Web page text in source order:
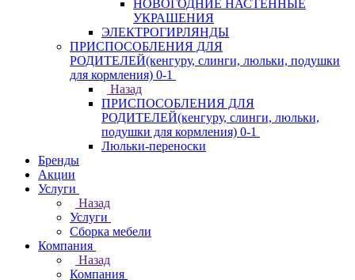
НОВОГОДНИЕ НАСТЕННЫЕ
УКРАШЕНИЯ
ЭЛЕКТРОГИРЛЯНДЫ
ПРИСПОСОБЛЕНИЯ ДЛЯ
РОДИТЕЛЕЙ(кенгуру, слинги, люльки, подушки
для кормления) 0-1
Назад
ПРИСПОСОБЛЕНИЯ ДЛЯ
РОДИТЕЛЕЙ(кенгуру, слинги, люльки,
подушки для кормления) 0-1
Люльки-переноски
Бренды
Акции
Услуги
Назад
Услуги
Сборка мебели
Компания
Назад
Компания